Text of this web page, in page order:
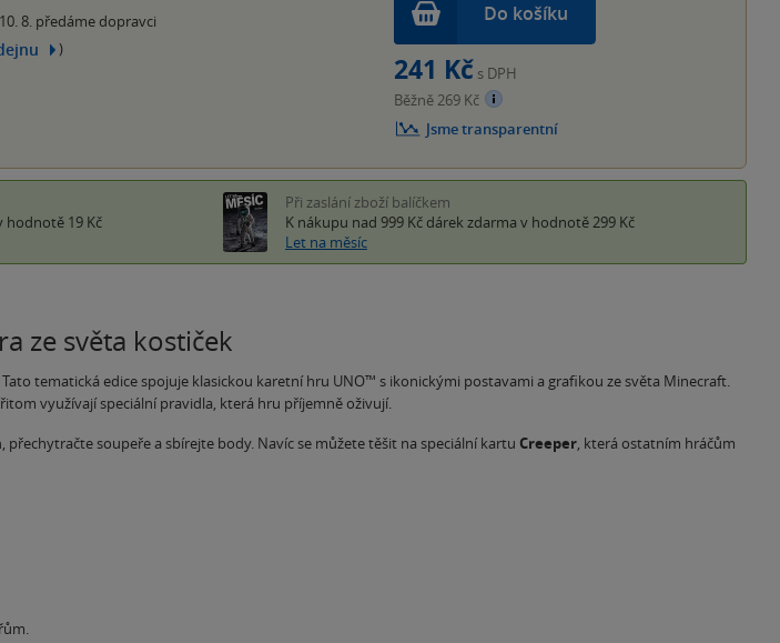
8. předáme dopravci
)
Do košíku
241 Kč s DPH
Běžně 269 Kč
Jsme transparentní
hodnotě 19 Kč
Při zaslání zboží balíčkem
K nákupu nad 999 Kč dárek zdarma v hodnotě 299 Kč
Let na měsíc
ze světa kostiček
Tato tematická edice spojuje klasickou karetní hru UNO™ s ikonickými postavami a grafikou ze světa Minecraft.
využívají speciální pravidla, která hru příjemně oživují.
, přechytračte soupeře a sbírejte body. Navíc se můžete těšit na speciální kartu Creeper, která ostatním hráčům